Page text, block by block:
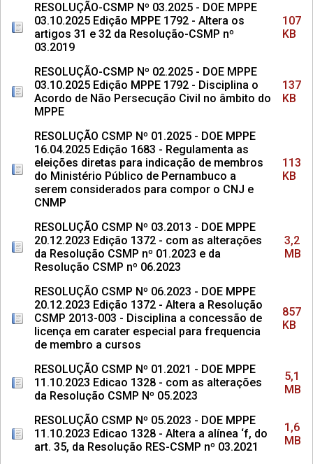
RESOLUÇÃO-CSMP Nº 03.2025 - DOE MPPE
03.10.2025 Edição MPPE 1792 - Altera os
artigos 31 e 32 da Resolução-CSMP nº
03.2019
107
KB
RESOLUÇÃO-CSMP Nº 02.2025 - DOE MPPE
03.10.2025 Edição MPPE 1792 - Disciplina o
Acordo de Não Persecução Civil no âmbito do
MPPE
137
KB
RESOLUÇÃO CSMP Nº 01.2025 - DOE MPPE
16.04.2025 Edição 1683 - Regulamenta as
eleições diretas para indicação de membros
do Ministério Público de Pernambuco a
serem considerados para compor o CNJ e
CNMP
113
KB
RESOLUÇÃO CSMP Nº 03.2013 - DOE MPPE
20.12.2023 Edição 1372 - com as alterações
da Resolução CSMP nº 01.2023 e da
Resolução CSMP nº 06.2023
3,2
MB
RESOLUÇÃO CSMP Nº 06.2023 - DOE MPPE
20.12.2023 Edição 1372 - Altera a Resolução
CSMP 2013-003 - Disciplina a concessão de
licença em carater especial para frequencia
de membro a cursos
857
KB
RESOLUÇÃO CSMP Nº 01.2021 - DOE MPPE
11.10.2023 Edicao 1328 - com as alterações
da Resolução CSMP Nº 05.2023
5,1
MB
RESOLUÇÃO CSMP Nº 05.2023 - DOE MPPE
11.10.2023 Edicao 1328 - Altera a alínea ‘f, do
art. 35, da Resolução RES-CSMP nº 03.2021
1,6
MB